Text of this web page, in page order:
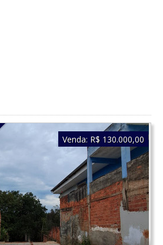
Venda: R$ 130.000,00